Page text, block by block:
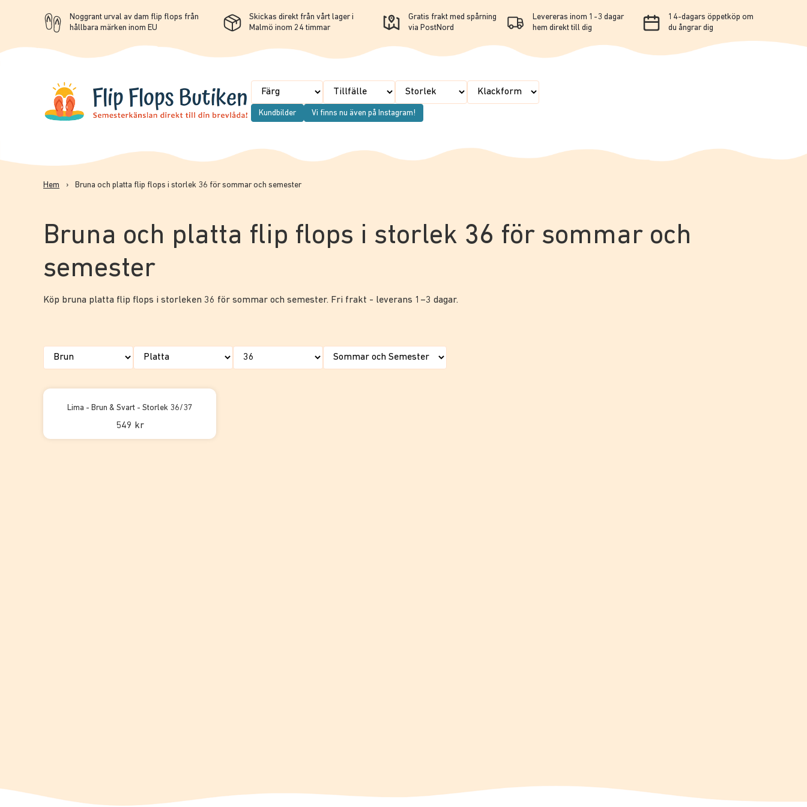
Noggrant urval av dam flip flops från
hållbara märken inom EU
Skickas direkt från vårt lager i
Malmö inom 24 timmar
Gratis frakt med spårning
via PostNord
Levereras inom 1-3 dagar
hem direkt till dig
14-dagars öppetköp om
du ångrar dig
Kundbilder Vi finns nu även på Instagram!
Hem › Bruna och platta flip flops i storlek 36 för sommar och semester
Bruna och platta flip flops i storlek 36 för sommar och
semester
Köp bruna platta flip flops i storleken 36 för sommar och semester. Fri frakt - leverans 1–3 dagar.
Lima - Brun & Svart - Storlek 36/37
549 kr